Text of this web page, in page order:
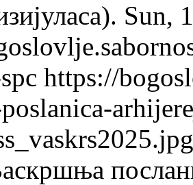
Sun,
https://